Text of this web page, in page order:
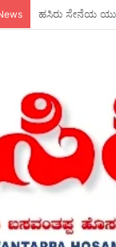
ಮಕ್ಕಳಲ್ಲಿ